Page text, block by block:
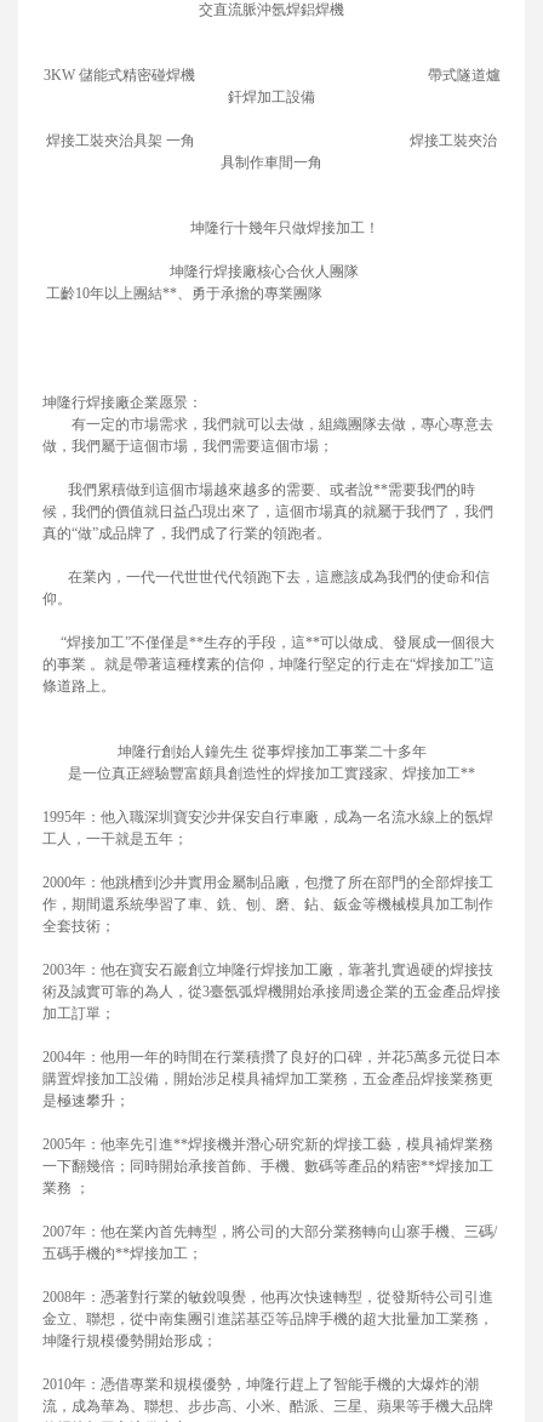
交直流脈沖氬焊鋁焊機
3KW 儲能式精密碰焊機 帶式隧道爐
釬焊加工設備
焊接工裝夾治具架 一角 焊接工裝夾治
具制作車間一角
坤隆行十幾年只做焊接加工！
坤隆行焊接廠核心合伙人團隊
工齡10年以上團結**、勇于承擔的專業團隊
坤隆行焊接廠企業愿景：
有一定的市場需求，我們就可以去做，組織團隊去做，專心專意去
做，我們屬于這個市場，我們需要這個市場；
我們累積做到這個市場越來越多的需要、或者說**需要我們的時
候，我們的價值就日益凸現出來了，這個市場真的就屬于我們了，我們
真的“做”成品牌了，我們成了行業的領跑者。
在業內，一代一代世世代代領跑下去，這應該成為我們的使命和信
仰。
“焊接加工”不僅僅是**生存的手段，這**可以做成、發展成一個很大
的事業 。就是帶著這種樸素的信仰，坤隆行堅定的行走在“焊接加工”這
條道路上。
坤隆行創始人鐘先生 從事焊接加工事業二十多年
是一位真正經驗豐富頗具創造性的焊接加工實踐家、焊接加工**
1995年：他入職深圳寶安沙井保安自行車廠，成為一名流水線上的氬焊
工人，一干就是五年；
2000年：他跳槽到沙井實用金屬制品廠，包攬了所在部門的全部焊接工
作，期間還系統學習了車、銑、刨、磨、鉆、鈑金等機械模具加工制作
全套技術；
2003年：他在寶安石巖創立坤隆行焊接加工廠，靠著扎實過硬的焊接技
術及誠實可靠的為人，從3臺氬弧焊機開始承接周邊企業的五金產品焊接
加工訂單；
2004年：他用一年的時間在行業積攢了良好的口碑，并花5萬多元從日本
購置焊接加工設備，開始涉足模具補焊加工業務，五金產品焊接業務更
是極速攀升；
2005年：他率先引進**焊接機并潛心研究新的焊接工藝，模具補焊業務
一下翻幾倍；同時開始承接首飾、手機、數碼等產品的精密**焊接加工
業務 ；
2007年：他在業內首先轉型，將公司的大部分業務轉向山寨手機、三碼/
五碼手機的**焊接加工；
2008年：憑著對行業的敏銳嗅覺，他再次快速轉型，從發斯特公司引進
金立、聯想，從中南集團引進諾基亞等品牌手機的超大批量加工業務，
坤隆行規模優勢開始形成；
2010年：憑借專業和規模優勢，坤隆行趕上了智能手機的大爆炸的潮
流，成為華為、聯想、步步高、小米、酷派、三星、蘋果等手機大品牌